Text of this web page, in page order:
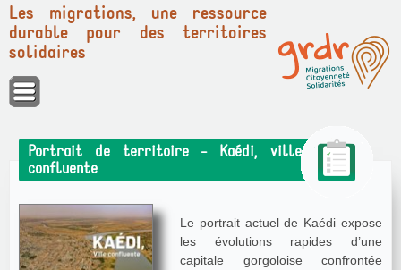
Panneau de gestion des cookies
Les migrations, une ressource
durable pour des territoires
solidaires
Portrait de territoire - Kaédi, ville
confluente
Le portrait actuel de Kaédi expose
les évolutions rapides d’une
capitale gorgoloise confrontée